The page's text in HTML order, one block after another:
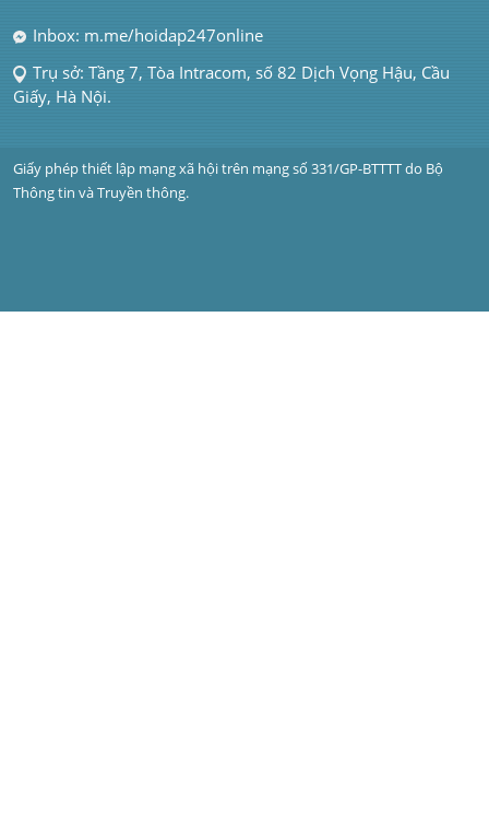
Inbox: m.me/hoidap247online
Trụ sở: Tầng 7, Tòa Intracom, số 82 Dịch Vọng Hậu, Cầu
Giấy, Hà Nội.
Giấy phép thiết lập mạng xã hội trên mạng số 331/GP-BTTTT do Bộ
Thông tin và Truyền thông.